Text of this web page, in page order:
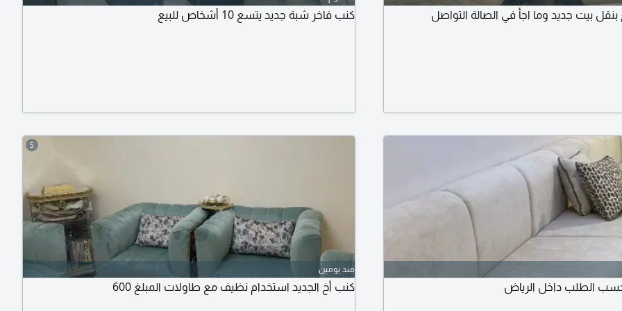
بيت جديد وما اجأ في الصالة التواصل كنب فاخر شبة جديد يتسع 10 أشخاص للبيع
الطلب داخل الرياض
5
منذ يومين
كنب أخ الجديد استخدام نظيف مع طاولات المبلغ 600